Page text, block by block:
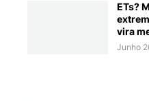
ETs?
vira
Junho